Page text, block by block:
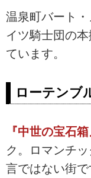
温泉町バート
イツ騎士団の
ています。
ローテンブ
『中世の宝石箱
ク。ロマンチ
言ではない街で